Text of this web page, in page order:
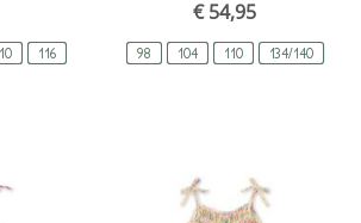
116
98 104 110 134/140
€54,95